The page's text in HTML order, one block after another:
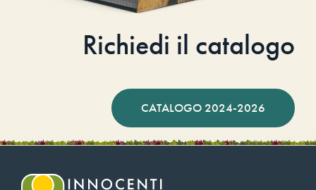
Richiedi il catalogo
CATALOGO 2024-2026